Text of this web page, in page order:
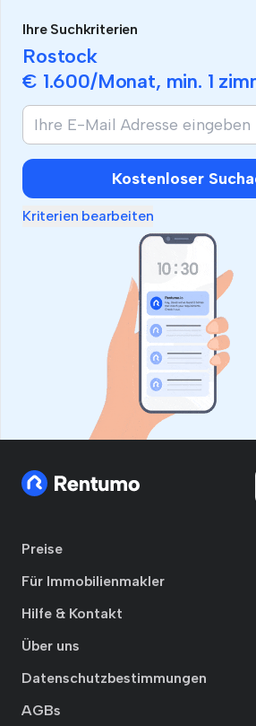
Ihre Suchkriterien
Rostock
€ 1.600/Monat, min. 1
Kostenloser
Kriterien bearbeiten
Preise
Für Immobilienmakler
Hilfe & Kontakt
Über uns
Datenschutzbestimmungen
AGBs